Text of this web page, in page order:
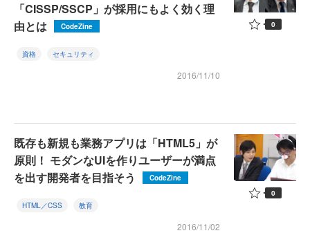
「CISSP/SSCP」が採用にもよく効く理
由とは
CodeZine
資格 セキュリティ
2016/11/10
0
既存も新規も業務アプリは「HTML5」が
原則！ モダンなUIを作りユーザーが満点
を出す開発者を目指そう
CodeZine
HTML／CSS 教育
2016/11/02
0